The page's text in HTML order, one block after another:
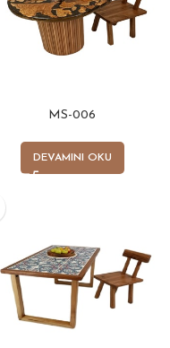
MS-006
DEVAMINI OKU